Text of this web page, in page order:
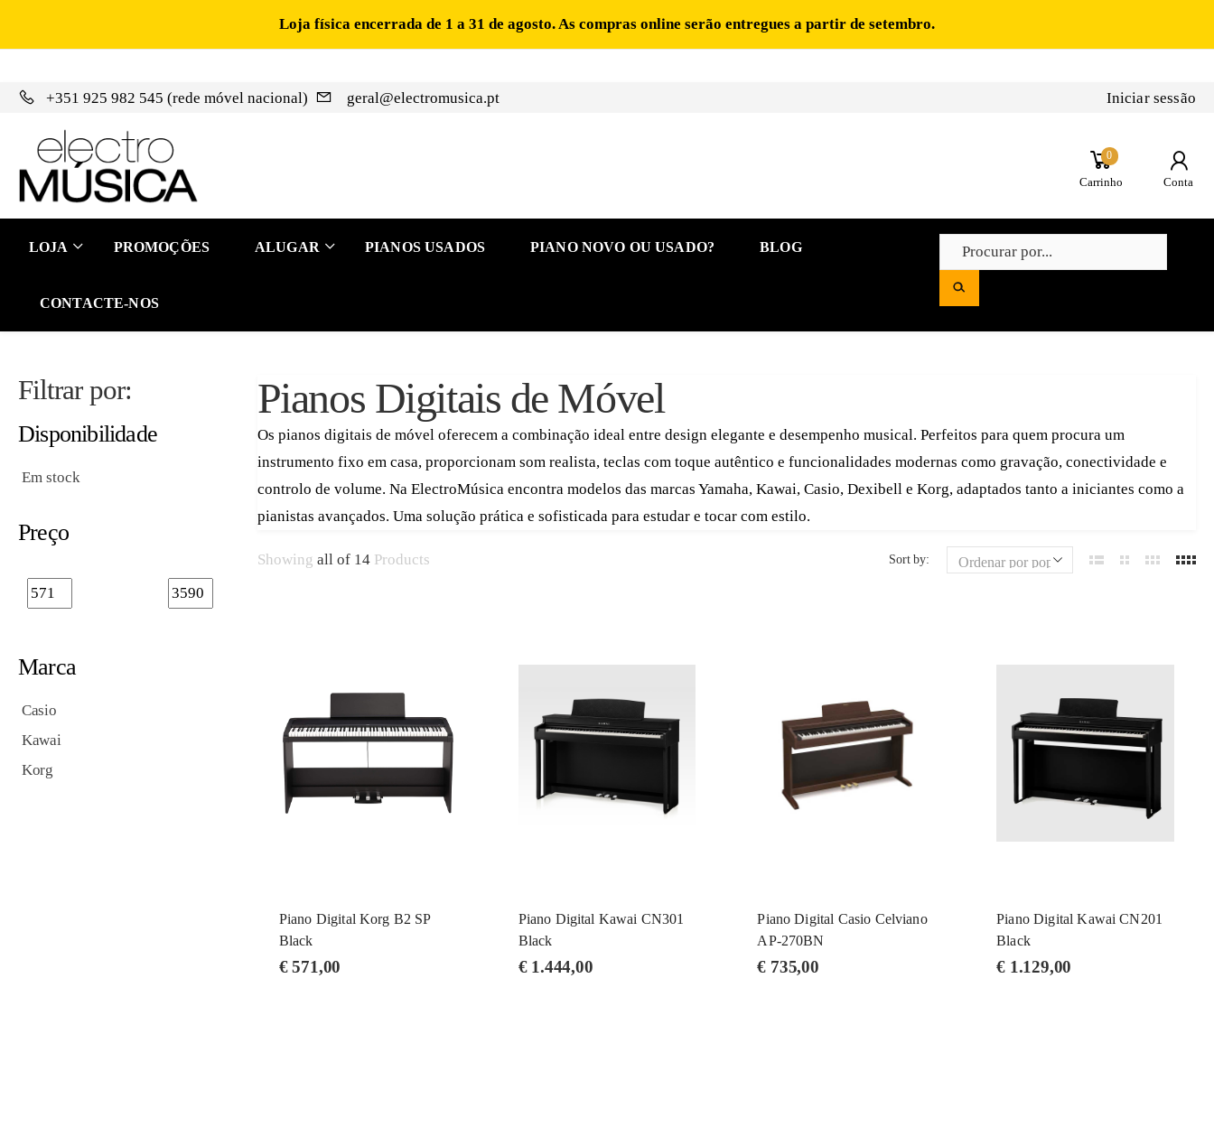
Loja física encerrada de 1 a 31 de agosto. As compras online serão entregues a partir de setembro.
+351 925 982 545 (rede móvel nacional) geral@electromusica.pt Iniciar sessão
0
Carrinho Conta
LOJA PROMOÇÕES ALUGAR PIANOS USADOS PIANO NOVO OU USADO? BLOG
CONTACTE-NOS
Filtrar por:
Disponibilidade
Em stock
Preço
Marca
Casio
Kawai
Korg
Pianos Digitais de Móvel
Os pianos digitais de móvel oferecem a combinação ideal entre design elegante e desempenho musical. Perfeitos para quem procura um
instrumento fixo em casa, proporcionam som realista, teclas com toque autêntico e funcionalidades modernas como gravação, conectividade e
controlo de volume. Na ElectroMúsica encontra modelos das marcas Yamaha, Kawai, Casio, Dexibell e Korg, adaptados tanto a iniciantes como a
pianistas avançados. Uma solução prática e sofisticada para estudar e tocar com estilo.
Showing all of 14Products Sort by:
Piano Digital Korg B2 SP
Black
€571,00
Piano Digital Kawai CN301
Black
€1.444,00
Piano Digital Casio Celviano
AP-270BN
€ 735,00
Piano Digital Kawai CN201
Black
€ 1.129,00